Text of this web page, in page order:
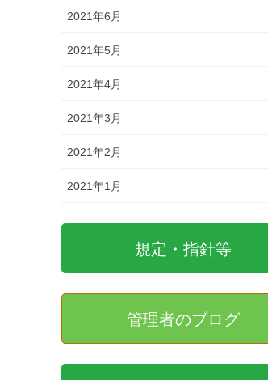
2021年6月
2021年5月
2021年4月
2021年3月
2021年2月
2021年1月
規定・指針等
管理者のブログ